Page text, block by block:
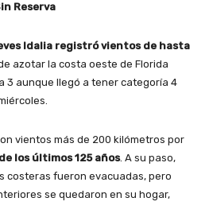
Reserva
Idalia registró vientos de hasta
azotar la costa oeste de Florida
3 aunque llegó a tener categoría 4
vientos más de 200 kilómetros por
los últimos 125 años. A su paso,
costeras fueron evacuadas, pero
se quedaron en su hogar,